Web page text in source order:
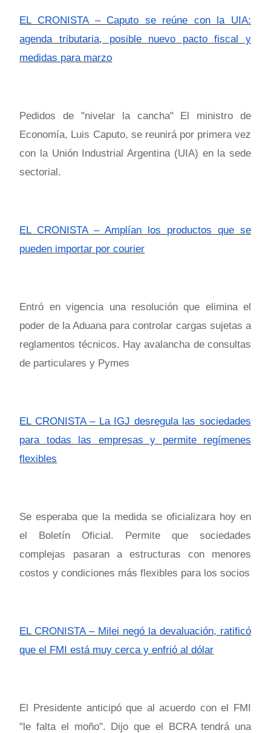
EL CRONISTA – Caputo se reúne con la UIA:
agenda tributaria, posible nuevo pacto fiscal y
medidas para marzo
Pedidos de "nivelar la cancha" El ministro de
Economía, Luis Caputo, se reunirá por primera vez
con la Unión Industrial Argentina (UIA) en la sede
sectorial.
EL CRONISTA – Amplían los productos que se
pueden importar por courier
Entró en vigencia una resolución que elimina el
poder de la Aduana para controlar cargas sujetas a
reglamentos técnicos. Hay avalancha de consultas
de particulares y Pymes
EL CRONISTA – La IGJ desregula las sociedades
para todas las empresas y permite regímenes
flexibles
Se esperaba que la medida se oficializara hoy en
el Boletín Oficial. Permite que sociedades
complejas pasaran a estructuras con menores
costos y condiciones más flexibles para los socios
EL CRONISTA – Milei negó la devaluación, ratificó
que el FMI está muy cerca y enfrió al dólar
El Presidente anticipó que al acuerdo con el FMI
"le falta el moño". Dijo que el BCRA tendrá una